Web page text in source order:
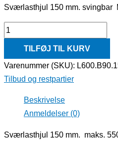
Sværlasthjul 150 mm. svingbar
TILFØJ TIL KURV
Varenummer (SKU):
Tilbud og restpartier
Beskrivelse
Anmeldelser (0)
Sværlasthjul 150 mm. maks.